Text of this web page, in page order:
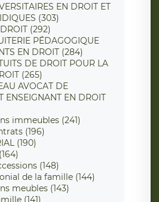
EN DROIT ET
(303)
(292)
PÉDAGOGIQUE
EN DROIT (284)
DE DROIT POUR LA
(265)
AVOCAT DE
ENSEIGNANT EN DROIT
immeubles (241)
(196)
(190)
(148)
de la famille (144)
meubles (143)
(141)